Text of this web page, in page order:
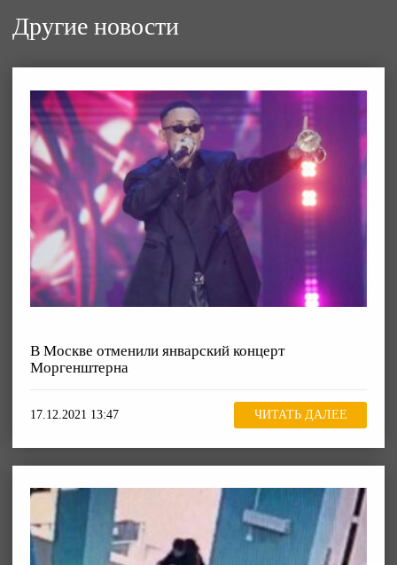
Другие новости
В Москве отменили январский концерт
Моргенштерна
17.12.2021 13:47 ЧИТАТЬ ДАЛЕЕ